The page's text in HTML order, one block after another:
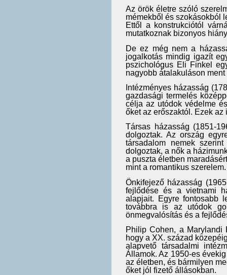
Az örök életre szóló
mémekből és szokásokból
Ettől a konstrukciótól
mutatkoznak bizonyos
De ez még nem a
jogalkotás mindig igazít
pszichológus Eli Finkel
nagyobb átalakuláson ment
Intézményes házasság
gazdasági termelés
célja az utódok védelme
őket az erőszaktól. Ezek
Társas házasság (1851-
dolgoztak. Az ország
társadalom nemek
dolgoztak, a nők a
a puszta életben
mint a romantikus
Önkifejező házasság
fejlődése és a vietnami
alapjait. Egyre fontosabb
továbbra is az utódok
önmegvalósítás és a
Philip Cohen, a
hogy a XX. század
alapvető társadalmi
Államok. Az 1950-es
az életben, és bármilyen
őket jól fizető állásokban.